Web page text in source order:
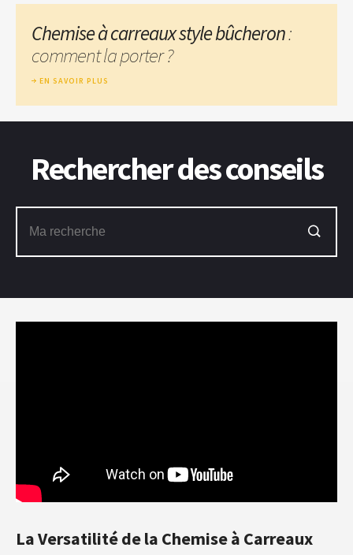
La Versatilité de la Chemise à Carreaux
Chemise à carreaux style bûcheron:
comment la porter ?
EN SAVOIR PLUS
Rechercher des conseils